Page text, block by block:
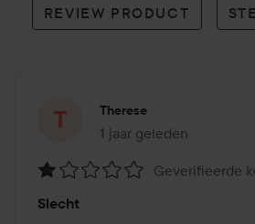
REVIEW PRODUCT
Therese
1 jaar geleden
Het bericht is gemaakt 1
1
Geverifieerde
Slecht